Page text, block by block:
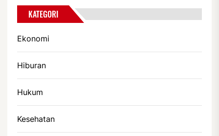
KATEGORI
Ekonomi
Hiburan
Hukum
Kesehatan